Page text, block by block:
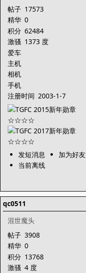
帖子 17573
精华 0
积分 62484
激骚 1373 度
爱车
主机
相机
手机
注册时间 2003-1-7
发短消息
加为好友
当前离线
qc0511
混世魔头
帖子 3908
精华 0
积分 13768
激骚 4 度